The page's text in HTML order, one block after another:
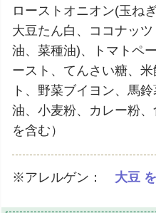
ローストオニオン(玉ね
大豆たん白、ココナッ
油、菜種油)、トマトペ
ースト、てんさい糖、
ト、野菜ブイヨン、馬
油、小麦粉、カレー粉
を含む）
※アレルゲン： 大豆